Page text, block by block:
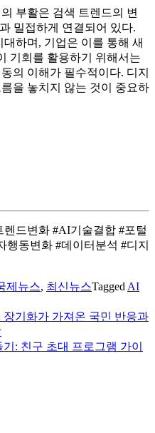
부활은 검색 트렌드의 변
밀접하게 연결되어 있다.
하며, 기업은 이를 통해 새
기회를 활용하기 위해서는
의 이해가 필수적이다. 디지
을 놓치지 않는 것이 중요하
드변화 #AI기술결합 #포털
동변화 #데이터분석 #디지
제뉴스, 최신뉴스Tagged AI
기화가 가져온 국민 반응과
: 친구 초대 프로그램 가이